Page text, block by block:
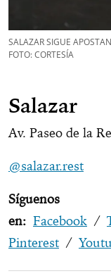
SALAZAR SIGUE
FOTO: CORTESÍA
Salazar
Av. Paseo de la
@salazar.rest
Síguenos
en: Facebook /
Pinterest /